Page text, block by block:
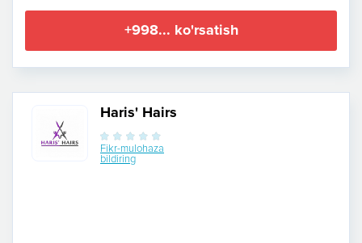
+998... ko'rsatish
Haris' Hairs
Fikr-mulohaza
bildiring